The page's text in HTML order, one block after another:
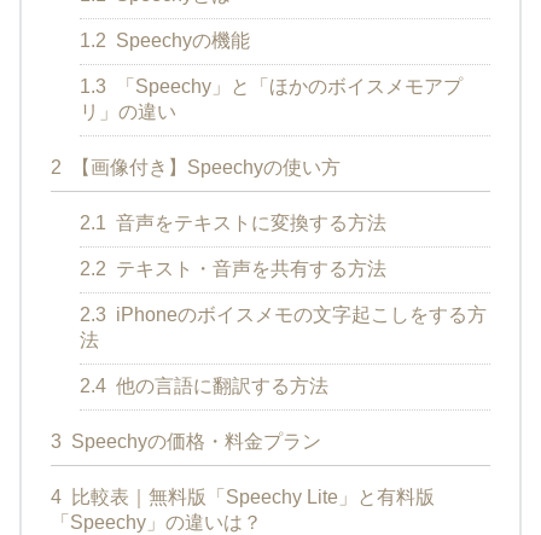
1.2 Speechyの機能
1.3
「Speechy」と「ほかのボイスメモアプ
リ」の違い
2 【画像付き】Speechyの使い方
2.1 音声をテキストに変換する方法
2.2 テキスト・音声を共有する方法
2.3 iPhoneのボイスメモの文字起こしをする方
法
2.4 他の言語に翻訳する方法
3 Speechyの価格・料金プラン
4 比較表｜無料版「Speechy Lite」と有料版
「Speechy」の違いは？